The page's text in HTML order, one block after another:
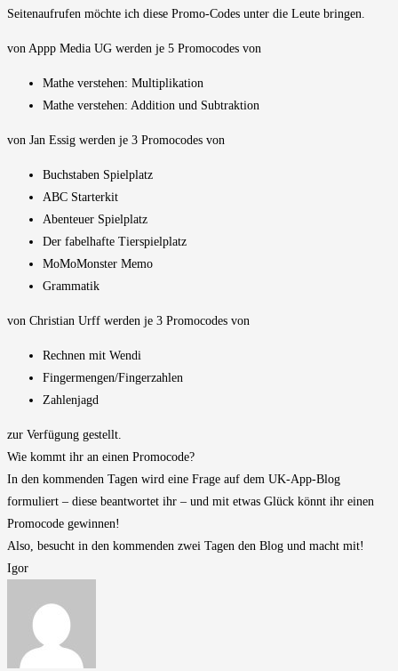
Seitenaufrufen möchte ich diese Promo-Codes unter die Leute bringen.
von Appp Media UG werden je 5 Promocodes von
Mathe verstehen: Multiplikation
Mathe verstehen: Addition und Subtraktion
von Jan Essig werden je 3 Promocodes von
Buchstaben Spielplatz
ABC Starterkit
Abenteuer Spielplatz
Der fabelhafte Tierspielplatz
MoMoMonster Memo
Grammatik
von Christian Urff werden je 3 Promocodes von
Rechnen mit Wendi
Fingermengen/Fingerzahlen
Zahlenjagd
zur Verfügung gestellt.
Wie kommt ihr an einen Promocode?
In den kommenden Tagen wird eine Frage auf dem UK-App-Blog
formuliert – diese beantwortet ihr – und mit etwas Glück könnt ihr einen
Promocode gewinnen!
Also, besucht in den kommenden zwei Tagen den Blog und macht mit!
Igor